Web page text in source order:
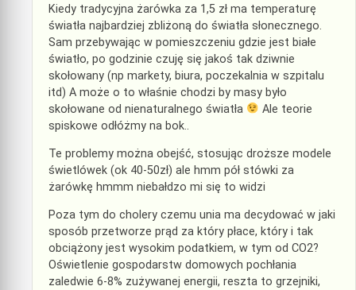
Kiedy tradycyjna żarówka za 1,5 zł ma temperaturę
światła najbardziej zbliżoną do światła słonecznego.
Sam przebywając w pomieszczeniu gdzie jest białe
światło, po godzinie czuję się jakoś tak dziwnie
skołowany (np markety, biura, poczekalnia w szpitalu
itd) A może o to właśnie chodzi by masy było
skołowane od nienaturalnego światła
Ale teorie
spiskowe odłóżmy na bok..
Te problemy można obejść, stosując droższe modele
świetlówek (ok 40-50zł) ale hmm pół stówki za
żarówkę hmmm niebałdzo mi się to widzi
Poza tym do cholery czemu unia ma decydować w jaki
sposób przetworze prąd za który płace, który i tak
obciążony jest wysokim podatkiem, w tym od CO2?
Oświetlenie gospodarstw domowych pochłania
zaledwie 6-8% zużywanej energii, reszta to grzejniki,